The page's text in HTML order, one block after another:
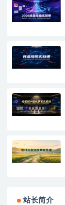
站长简介